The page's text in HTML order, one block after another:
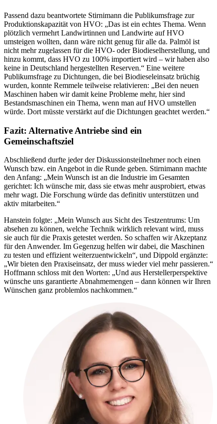
Passend dazu beantwortete Stirnimann die Publikumsfrage zur
Produktionskapazität von HVO: „Das ist ein echtes Thema. Wenn
plötzlich vermehrt Landwirtinnen und Landwirte auf HVO
umsteigen wollten, dann wäre nicht genug für alle da. Palmöl ist
nicht mehr zugelassen für die HVO- oder Biodieselherstellung, und
hinzu kommt, dass HVO zu 100% importiert wird – wir haben also
keine in Deutschland hergestellten Reserven.“ Eine weitere
Publikumsfrage zu Dichtungen, die bei Biodieseleinsatz brüchig
wurden, konnte Remmele teilweise relativieren: „Bei den neuen
Maschinen haben wir damit keine Probleme mehr, hier sind
Bestandsmaschinen ein Thema, wenn man auf HVO umstellen
würde. Dort müsste verstärkt auf die Dichtungen geachtet werden.“
Fazit: Alternative Antriebe sind ein
Gemeinschaftsziel
Abschließend durfte jeder der Diskussionsteilnehmer noch einen
Wunsch bzw. ein Angebot in die Runde geben. Stirnimann machte
den Anfang: „Mein Wunsch ist an die Industrie im Gesamten
gerichtet: Ich wünsche mir, dass sie etwas mehr ausprobiert, etwas
mehr wagt. Die Forschung würde das definitiv unterstützen und
aktiv mitarbeiten.“
Hanstein folgte: „Mein Wunsch aus Sicht des Testzentrums: Um
absehen zu können, welche Technik wirklich relevant wird, muss
sie auch für die Praxis getestet werden. So schaffen wir Akzeptanz
für den Anwender. Im Gegenzug helfen wir dabei, die Maschinen
zu testen und effizient weiterzuentwickeln“, und Dippold ergänzte:
„Wir bieten den Praxiseinsatz, der muss wieder viel mehr passieren.“
Hoffmann schloss mit den Worten: „Und aus Herstellerperspektive
wünsche uns garantierte Abnahmemengen – dann können wir Ihren
Wünschen ganz problemlos nachkommen.“